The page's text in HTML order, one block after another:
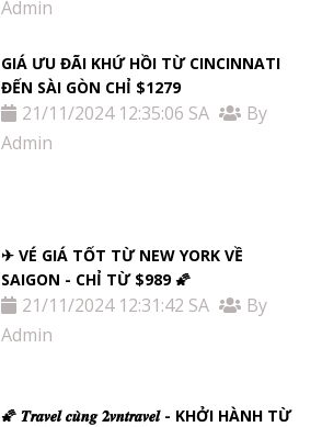
Admin
GIÁ ƯU ĐÃI KHỨ HỒI TỪ ​​CINCINNATI
ĐẾN SÀI GÒN CHỈ $1279
21/11/2024 12:35:06 SA
By
Admin
✈ VÉ GIÁ TỐT TỪ NEW YORK VỀ
SAIGON - CHỈ TỪ $989 🌠
21/11/2024 12:31:42 SA
By
Admin
🌠 𝑻𝒓𝒂𝒗𝒆𝒍 𝒄𝒖̀𝒏𝒈 𝟐𝒗𝒏𝒕𝒓𝒂𝒗𝒆𝒍 - KHỞI HÀNH TỪ